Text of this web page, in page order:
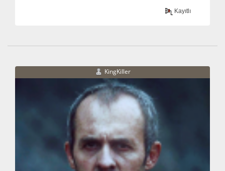
Kayıtlı
KingKiller